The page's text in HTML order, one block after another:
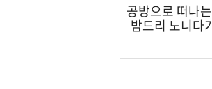
공방으로 떠나
밤드리 노니다